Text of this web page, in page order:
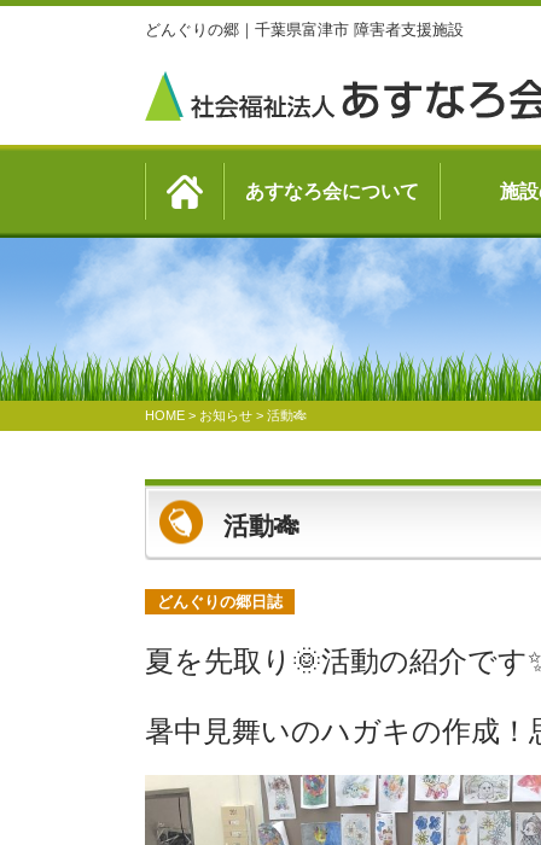
どんぐりの郷｜千葉県富津市 障害者支援施設
あすなろ会について 施
HOME > お知らせ > 活動🎋
活動🎋
どんぐりの郷日誌
夏を先取り🌞活動の紹介で
暑中見舞いのハガキの作成